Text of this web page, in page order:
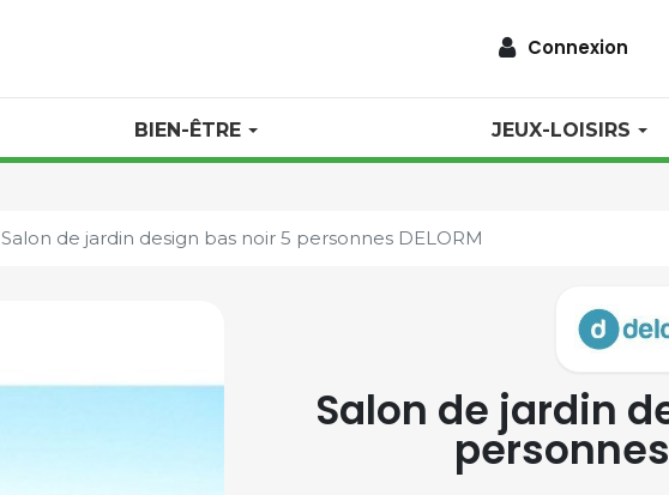
Connexion
BIEN-ÊTRE JEUX-LOISIRS
Salon de jardin design bas noir 5 personnes DELORM
Salon de jardin
personnes